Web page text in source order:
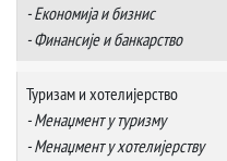
- Економија и бизнис
- Финансије и банкарство
Туризам и хотелијерство
- Менаџмент у туризму
- Менаџмент у хотелијерству